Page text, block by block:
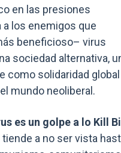
en las presiones
los enemigos que
beneficioso– virus
sociedad alternativa,
como solidaridad
mundo neoliberal.
es un golpe a lo Kill Bill
a no ser vista